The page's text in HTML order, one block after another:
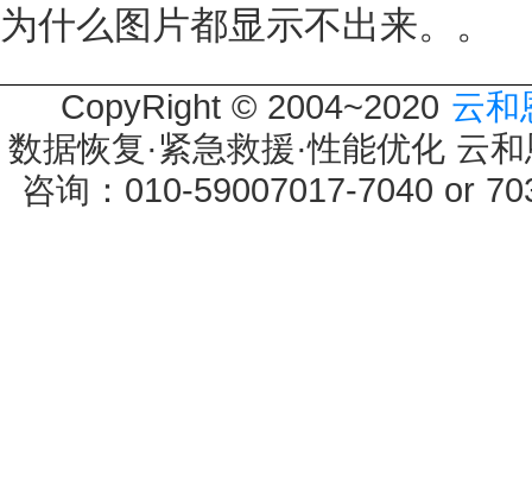
为什么图片都显示不出来。。
CopyRight © 2004~2020 云和
数据恢复·紧急救援·性能优化 云
咨询：010-59007017-7040 or